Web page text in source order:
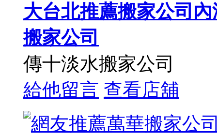
大台北推薦搬家公司
搬家公司
傳十淡水搬家公司
給他留言 查看店舖